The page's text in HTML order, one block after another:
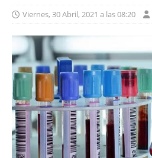
Viernes, 30 Abril, 2021 a las 08:20